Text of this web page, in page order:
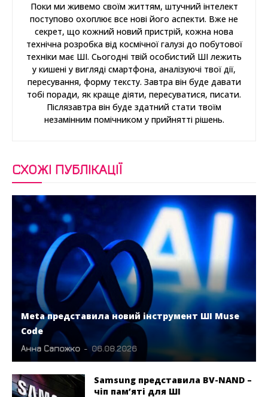
Поки ми живемо своїм життям, штучний інтелект
поступово охоплює все нові його аспекти. Вже не
секрет, що кожний новий пристрій, кожна нова
технічна розробка від космічної галузі до побутової
техніки має ШІ. Сьогодні твій особистий ШІ лежить
у кишені у вигляді смартфона, аналізуючі твої дії,
пересування, форму тексту. Завтра він буде давати
тобі поради, як краще діяти, пересуватися, писати.
Післязавтра він буде здатний стати твоїм
незамінним помічником у прийнятті рішень.
СХОЖІ ПУБЛІКАЦІЇ
Meta представила новий інструмент ШІ Muse
Code
Анна Сапожко - 06.08.2026
Samsung представила BV-NAND –
чіп пам’яті для ШІ